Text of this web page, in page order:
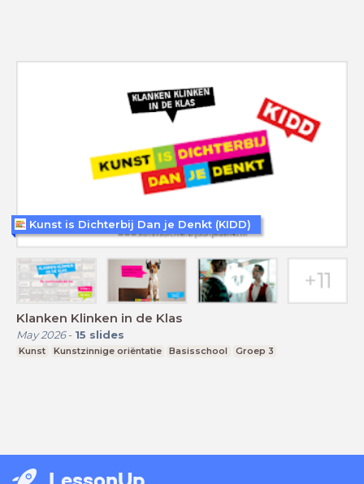
Klanken Klinken in de Klas
May 2026- 15 slides
Kunst Kunstzinnige oriëntatie Basisschool Groep 3
Kunst is Dichterbij Dan je Denkt (KIDD)